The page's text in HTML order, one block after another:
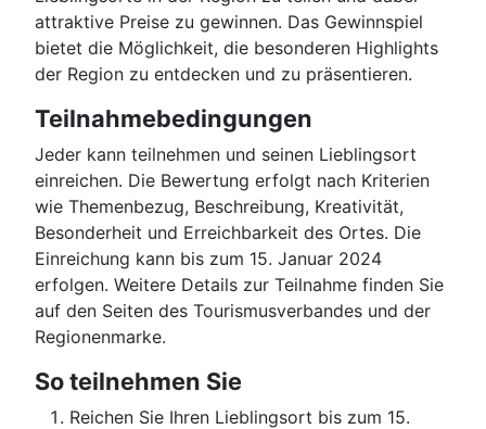
attraktive Preise zu gewinnen. Das Gewinnspiel
bietet die Möglichkeit, die besonderen Highlights
der Region zu entdecken und zu präsentieren.
Teilnahmebedingungen
Jeder kann teilnehmen und seinen Lieblingsort
einreichen. Die Bewertung erfolgt nach Kriterien
wie Themenbezug, Beschreibung, Kreativität,
Besonderheit und Erreichbarkeit des Ortes. Die
Einreichung kann bis zum 15. Januar 2024
erfolgen. Weitere Details zur Teilnahme finden Sie
auf den Seiten des Tourismusverbandes und der
Regionenmarke.
So teilnehmen Sie
Reichen Sie Ihren Lieblingsort bis zum 15.